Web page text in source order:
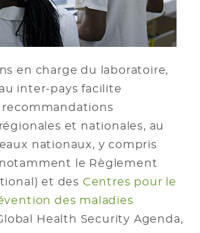
en charge du laboratoire,
inter-pays facilite
recommandations
et nationales, au
nationaux, y compris
le Règlement
et des Centres pour le
des maladies
Health Security Agenda,